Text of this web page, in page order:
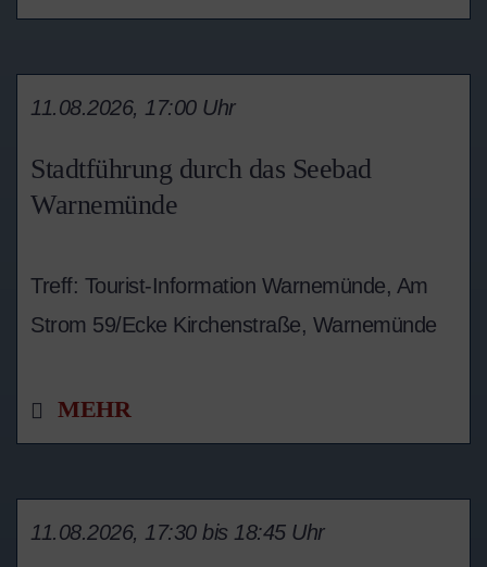
Stadtführung durch das Seebad
Warnemünde
11.08.2026, 17:00 Uhr
Treff: Tourist-Information Warnemünde, Am
Strom 59/Ecke Kirchenstraße, Warnemünde
MEHR
11.08.2026, 17:30 bis 18:45 Uhr